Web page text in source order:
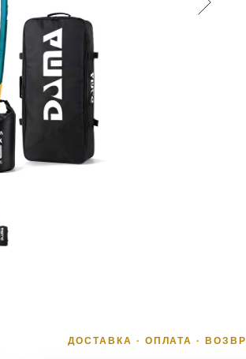
ДОСТАВКА · ОПЛАТА ·